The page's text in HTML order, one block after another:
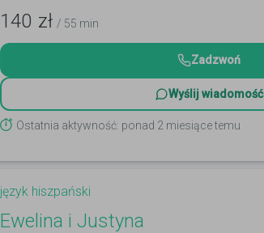
140 zł / 55 min
Zadzwoń
Wyślij wiadomość
Ostatnia aktywność: ponad 2 miesiące temu
język hiszpański
Ewelina i Justyna